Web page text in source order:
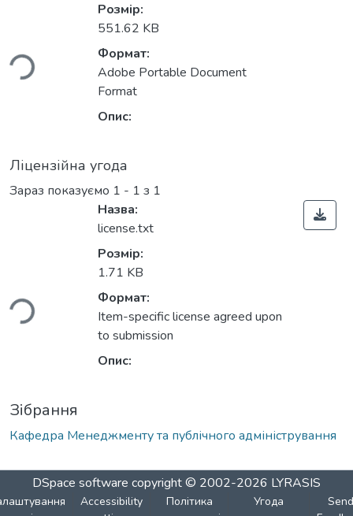
Розмір:
551.62 KB
Формат:
Adobe Portable Document
Format
Опис:
Ліцензійна угода
Зараз показуємо 1 - 1 з 1
Назва:
license.txt
Розмір:
1.71 KB
Формат:
Item-specific license agreed upon
to submission
Опис:
Зібрання
Кафедра Менеджменту та публічного адміністрування
DSpace software copyright © 2002-2026 LYRASIS
Accessibility
Політика
Угода
Send